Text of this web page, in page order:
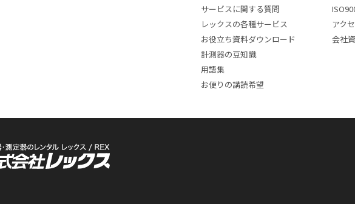
サービスに関する質問
レックスの各種サービス
お役立ち資料ダウンロード
計測器の豆知識
用語集
お便りの講読希望
アク
会社